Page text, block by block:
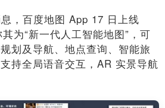
，百度地图 App 17 日上线
为“新一代人工智能地图”，可
划及导航、地点查询、智能旅
持全局语音交互，AR 实景导航